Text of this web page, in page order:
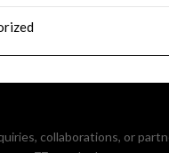
collaborations, or